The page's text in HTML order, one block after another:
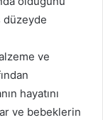
düzeyde
ve
hayatını
ve bebeklerin